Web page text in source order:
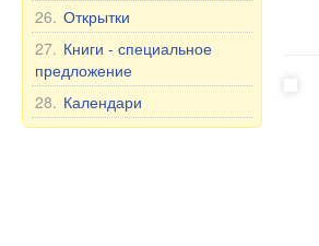
26. Открытки
27. Книги - специальное
предложение
28. Календари